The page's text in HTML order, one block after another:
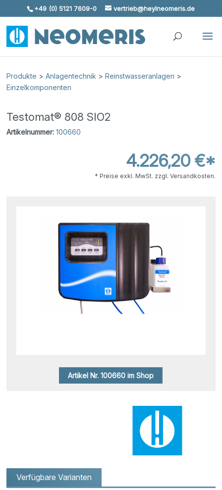
Skip To Content
+49 (0) 5121 7609-0 vertrieb@heylneomeris.de
Produkte >Anlagentechnik >Reinstwasseranlagen >
Einzelkomponenten
Testomat® 808 SIO2
Artikelnummer: 100660
4.226,20 €*
* Preise exkl. MwSt. zzgl. Versandkosten.
Artikel Nr. 100660 im Shop
Verfügbare Varianten